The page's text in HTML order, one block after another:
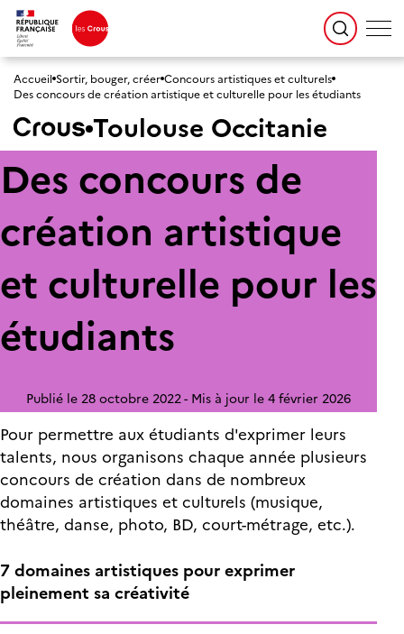
Accueil Sortir, bouger, créer Concours artistiques et culturels
Des concours de création artistique et culturelle pour les étudiants
Toulouse Occitanie
Des concours de
création artistique
et culturelle pour les
étudiants
Publié le 28 octobre 2022 Mis à jour le 4 février 2026
Pour permettre aux étudiants d'exprimer leurs
talents, nous organisons chaque année plusieurs
concours de création dans de nombreux
domaines artistiques et culturels (musique,
théâtre, danse, photo, BD, court-métrage, etc.).
7 domaines artistiques pour exprimer
pleinement sa créativité